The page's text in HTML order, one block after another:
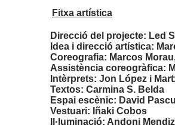
Fitxa artística
Direcció del projecte: Led
Idea i direcció artística:
Coreografia: Marcos
Assistència coreogràfica:
Intèrprets: Jon López i
Textos: Carmina S. Belda
Espai escènic: David
Vestuari: Iñaki Cobos
Il·luminació: Andoni